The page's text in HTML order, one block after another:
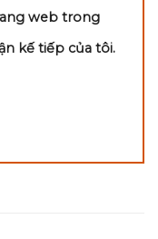
web trong
kế tiếp của tôi.